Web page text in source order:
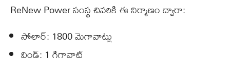
ReNew Power సంస్థ చివరికి ఈ నిర్మాణం ద్వారా:
సోలార్‌: 1800 మెగావాట్లు
విండ్‌: 1 గిగావాట్